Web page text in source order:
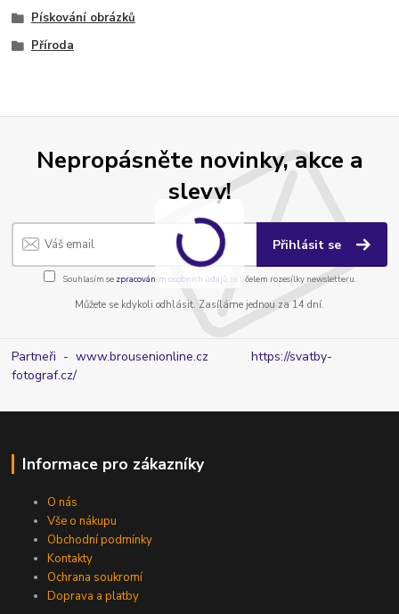
Pískování obrázků
Příroda
Nepropásněte novinky, akce a
slevy!
Přihlásit se
Souhlasím se zpracováním osobních údajůza účelem rozesílky newsletteru.
Můžete se kdykoli odhlásit. Zasíláme jednou za 14 dní.
Partneři - www.brousenionline.czhttps://svatby-
fotograf.cz/
Informace pro zákazníky
O nás
Vše o nákupu
Obchodní podmínky
Kontakty
Ochrana soukromí
Doprava a platby